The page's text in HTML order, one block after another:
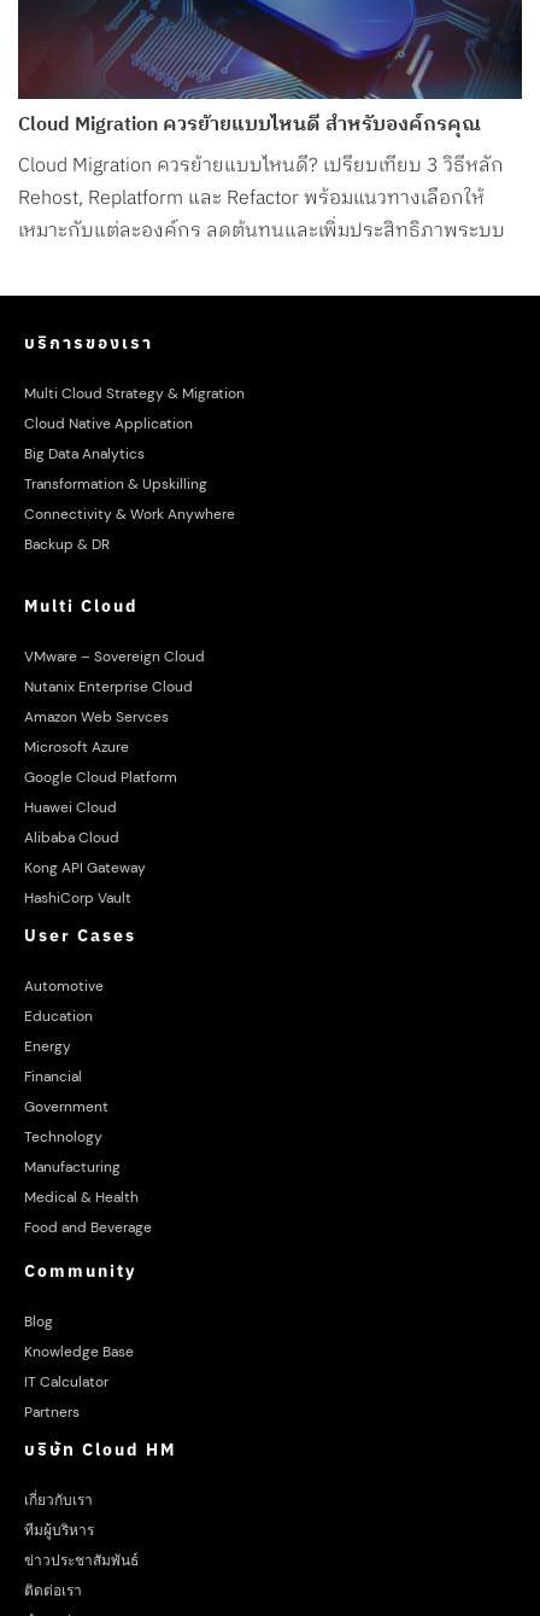
Cloud Migration ควรย้ายแบบไหนดี สำหรับองค์กรคุณ
Cloud Migration ควรย้ายแบบไหนดี? เปรียบเทียบ 3 วิธีหลัก
Rehost, Replatform และ Refactor พร้อมแนวทางเลือกให้
เหมาะกับแต่ละองค์กร ลดต้นทุนและเพิ่มประสิทธิภาพระบบ
บริการของเรา
Multi Cloud Strategy & Migration
Cloud Native Application
Big Data Analytics
Transformation & Upskilling
Connectivity & Work Anywhere
Backup & DR
Multi Cloud
VMware – Sovereign Cloud
Nutanix Enterprise Cloud
Amazon Web Servces
Microsoft Azure
Google Cloud Platform
Huawei Cloud
Alibaba Cloud
Kong API Gateway
HashiCorp Vault
User Cases
Automotive
Education
Energy
Financial
Government
Technology
Manufacturing
Medical & Health
Food and Beverage
Community
Blog
Knowledge Base
IT Calculator
Partners
บริษัท Cloud HM
เกี่ยวกับเรา
ทีมผู้บริหาร
ข่าวประชาสัมพันธ์
ติดต่อเรา